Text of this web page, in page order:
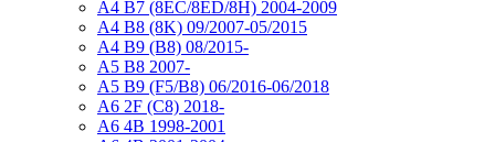
A4 B7 (8EC/8ED/8H) 2004-2009
A4 B8 (8K) 09/2007-05/2015
A4 B9 (B8) 08/2015-
A5 B8 2007-
A5 B9 (F5/B8) 06/2016-06/2018
A6 2F (C8) 2018-
A6 4B 1998-2001